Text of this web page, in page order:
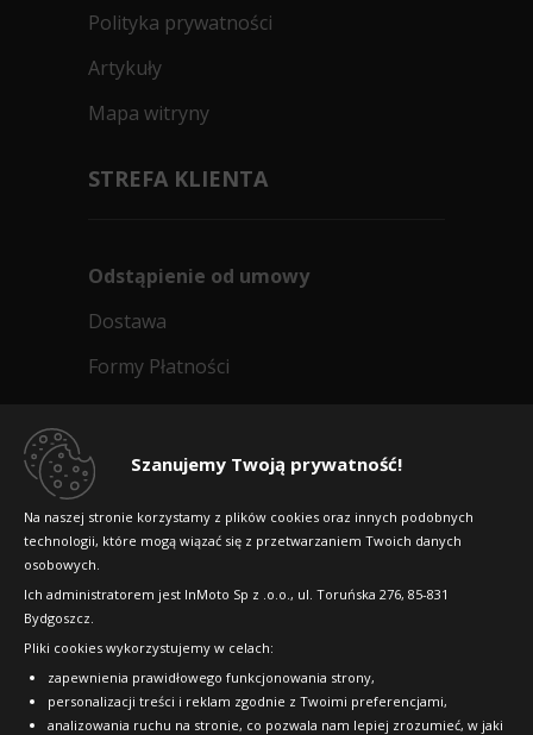
Szanujemy Twoją prywatność!
Na naszej stronie korzystamy z plików cookies oraz innych podobnych
technologii, które mogą wiązać się z przetwarzaniem Twoich danych
osobowych.
Ich administratorem jest InMoto Sp z .o.o., ul. Toruńska 276, 85-831
Bydgoszcz.
Pliki cookies wykorzystujemy w celach:
zapewnienia prawidłowego funkcjonowania strony,
personalizacji treści i reklam zgodnie z Twoimi preferencjami,
analizowania ruchu na stronie, co pozwala nam lepiej zrozumieć, w jaki
Polityka prywatności
Artykuły
Mapa witryny
STREFA KLIENTA
Odstąpienie od umowy
Dostawa
Formy Płatności
Dlaczego warto kupić w 24opony.pl
Raty
FAQ
OFICJALNY PARTNER